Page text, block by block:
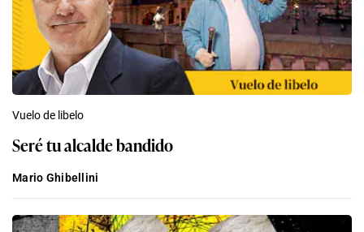
Vuelo de libelo
Seré tu alcalde bandido
Mario Ghibellini